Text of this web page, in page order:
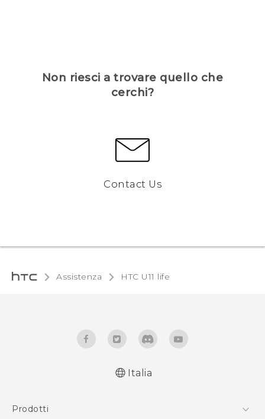
Non riesci a trovare quello che
cerchi?
Contact Us
Assistenza HTC U11 life‎
Italia
Prodotti